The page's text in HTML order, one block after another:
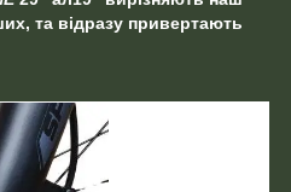
та відразу привертають